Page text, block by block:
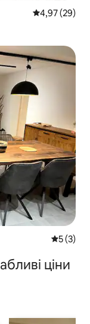
Середня
4,97 (29)
Середня
5 (3)
ціни